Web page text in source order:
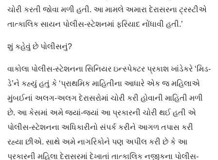
ચોરી કરતી જોવા મળી હતી. આ મામલે અમારા દેરાસરના ટ્રસ્ટીએ
તાત્કાલિક સાયન પોલીસ-સ્ટેશનમાં ફરિયાદ નોંધાવી હતી.’
શું કહેવું છે પોલીસનું?
વાકોલા પોલીસ-સ્ટેશનના સિનિયર ઇન્સ્પેક્ટર પ્રકાશ ખાંડેકરે ‘મિડ-
ડે’ને કહ્યું હતું કે ‘પ્રાથમિક માહિતીના આધારે એક જ મહિલાએ
મુંબઈનાં અલગ-અલગ દેરાસરોમાં ચોરી કરી હોવાની માહિતી મળી
છે. આ કેસમાં અમે જ્યાં-જ્યાં આ પ્રકારની ચોરી થઈ હતી એ
પોલીસ-સ્ટેશનના અધિકારીનો સંપર્ક કરીને આગળ તપાસ કરી
રહ્યા છીએ. સાથે અમે નાગરિકોને પણ અપીલ કરી છે કે આ
પ્રકારની મહિલા દેરાસરમાં દેખાતાં તાત્કાલિક નજીકના પોલીસ-